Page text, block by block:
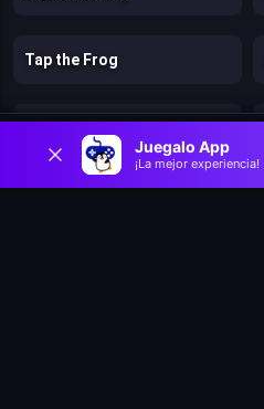
Juegalo App
¡La mejor experiencia!
Tap the Frog